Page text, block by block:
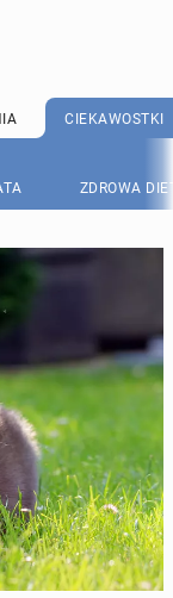
CIEKAWOSTKI
ZDROWA